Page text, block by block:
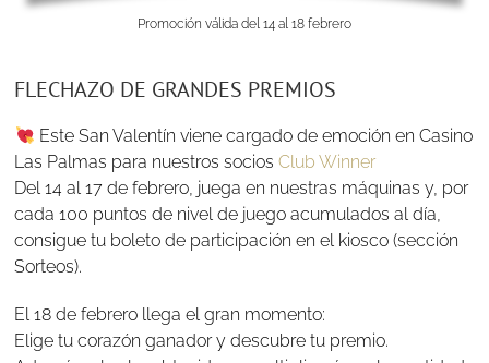
Promoción válida del 14 al 18 febrero
FLECHAZO DE GRANDES PREMIOS
Este San Valentín viene cargado de emoción en Casino
Las Palmas para nuestros sociosClub Winner
Del 14 al 17 de febrero, juega en nuestras máquinas y, por
cada 100 puntos de nivel de juego acumulados al día,
consigue tu boleto de participación en el kiosco (sección
Sorteos).
El 18 de febrero llega el gran momento:
Elige tu corazón ganador y descubre tu premio.